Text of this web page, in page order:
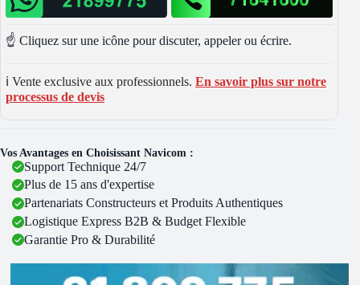
☝️ Cliquez sur une icône pour discuter, appeler ou écrire.
ℹ️ Vente exclusive aux professionnels. En savoir plus sur notre
processus de devis
Vos Avantages en Choisissant Navicom :
Support Technique 24/7
Plus de 15 ans d'expertise
Partenariats Constructeurs et Produits Authentiques
Logistique Express B2B & Budget Flexible
Garantie Pro & Durabilité